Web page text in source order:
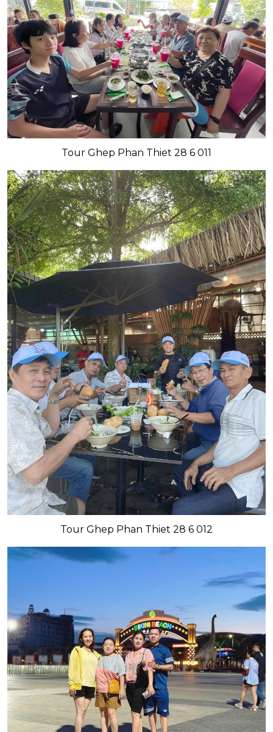
Tour Ghep Phan Thiet 28 6 011
Tour Ghep Phan Thiet 28 6 012